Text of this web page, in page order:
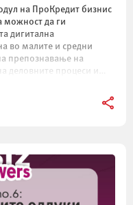
на ПроКредит бизнис
можност да ги
дигитална
во малите и средни
препознавање на
деловните процеси и